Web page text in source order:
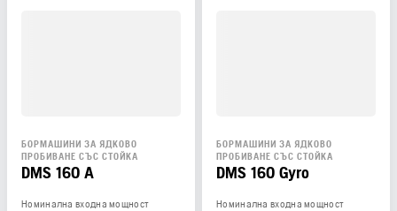
БОРМАШИНИ ЗА ЯДКОВО
ПРОБИВАНЕ СЪС СТОЙКА
DMS 160 A
Номинална входна мощност
БОРМАШИНИ ЗА ЯДКОВО
ПРОБИВАНЕ СЪС СТОЙКА
DMS 160 Gyro
Номинална входна мощност